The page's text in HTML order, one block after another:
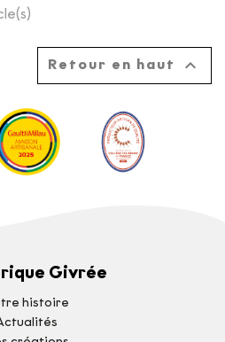
Retour en haut 
Givrée
histoire